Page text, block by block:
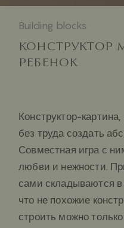
Building blocks
КОНСТРУКТОР
РЕБЕНОК
Конструктор-
без труда создать
Совместная игра с
любви и нежности.
сами складываются
что не похожие
строить можно